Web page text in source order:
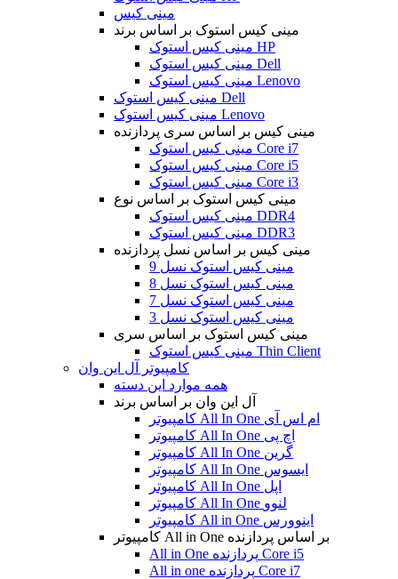
مینی کیس
مینی کیس استوک بر اساس برند
مینی کیس استوک HP
مینی کیس استوک Dell
مینی کیس استوک Lenovo
مینی کیس استوک Dell
مینی کیس استوک Lenovo
مینی کیس بر اساس سری پردازنده
مینی کیس استوک Core i7
مینی کیس استوک Core i5
مینی کیس استوک Core i3
مینی کیس استوک بر اساس نوع
مینی کیس استوک DDR4
مینی کیس استوک DDR3
مینی کیس بر اساس نسل پردازنده
مینی کیس استوک نسل 9
مینی کیس استوک نسل 8
مینی کیس استوک نسل 7
مینی کیس استوک نسل 3
مینی کیس استوک بر اساس سری
مینی کیس استوک Thin Client
کامپیوتر آل این وان
همه موارد این دسته
آل این وان بر اساس برند
کامپیوتر All In One ام اس آی
کامپیوتر All In One اچ پی
کامپیوتر All In One گرین
کامپیوتر All In One ایسوس
کامپیوتر All In One اپل
کامپیوتر All In One لنوو
کامپیوتر All in One اینوورس
کامپیوتر All in One بر اساس پردازنده
All in One پردازنده Core i5
All in one پردازنده Core i7